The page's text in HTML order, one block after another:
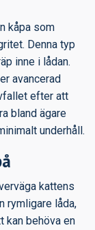
kåpa som
Denna typ
inne i lådan.
avancerad
efter att
bland ägare
underhåll.
kattens
rymligare låda,
kan behöva en